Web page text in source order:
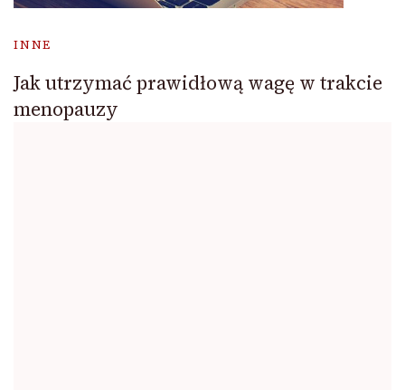
INNE
Jak utrzymać prawidłową wagę w trakcie
menopauzy